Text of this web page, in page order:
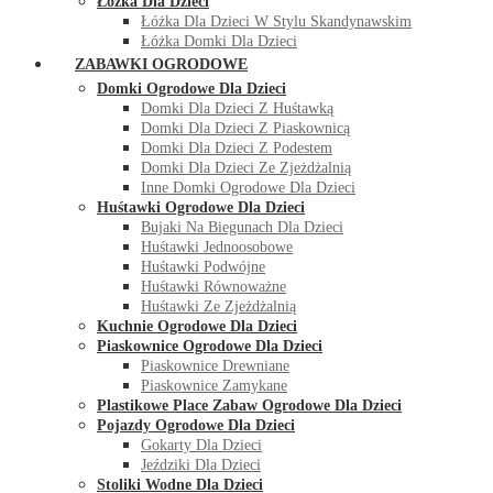
Łóżka Dla Dzieci W Stylu Skandynawskim
Łóżka Domki Dla Dzieci
ZABAWKI OGRODOWE
Domki Ogrodowe Dla Dzieci
Domki Dla Dzieci Z Huśtawką
Domki Dla Dzieci Z Piaskownicą
Domki Dla Dzieci Z Podestem
Domki Dla Dzieci Ze Zjeżdżalnią
Inne Domki Ogrodowe Dla Dzieci
Huśtawki Ogrodowe Dla Dzieci
Bujaki Na Biegunach Dla Dzieci
Huśtawki Jednoosobowe
Huśtawki Podwójne
Huśtawki Równoważne
Huśtawki Ze Zjeżdżalnią
Kuchnie Ogrodowe Dla Dzieci
Piaskownice Ogrodowe Dla Dzieci
Piaskownice Drewniane
Piaskownice Zamykane
Plastikowe Place Zabaw Ogrodowe Dla Dzieci
Pojazdy Ogrodowe Dla Dzieci
Gokarty Dla Dzieci
Jeździki Dla Dzieci
Stoliki Wodne Dla Dzieci